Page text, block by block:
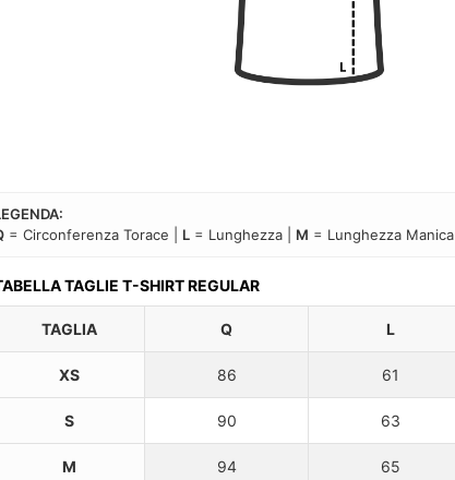
= Circonferenza Torace | L = Lunghezza | M = Lunghezza Manica
TAGLIE T-SHIRT REGULAR
TAGLIA Q L
XS 86 61
S 90 63
M 94 65